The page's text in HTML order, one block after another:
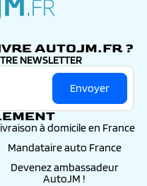
AUTOJM.FR ?
NEWSLETTER
Envoyer
à domicile en France
Mandataire auto France
Devenez ambassadeur
AutoJM !